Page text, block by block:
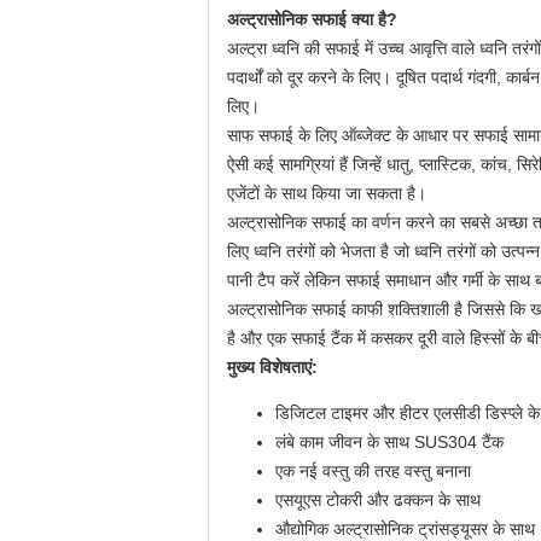
अल्ट्रासोनिक सफाई क्या है?
अल्ट्रा ध्वनि की सफाई में उच्च आवृत्ति वाले ध्वनि
पदार्थों को दूर करने के लिए। दूषित पदार्थ गंदगी,
लिए।
साफ सफाई के लिए ऑब्जेक्ट के आधार पर सफाई
ऐसी कई सामग्रियां हैं जिन्हें धातु, प्लास्टिक, कांच,
एजेंटों के साथ किया जा सकता है।
अल्ट्रासोनिक सफाई का वर्णन करने का सबसे अच्छा
लिए ध्वनि तरंगों को भेजता है जो ध्वनि तरंगों को
पानी टैप करें लेकिन सफाई समाधान और गर्मी के साथ
अल्ट्रासोनिक सफाई काफी शक्तिशाली है जिससे
है और एक सफाई टैंक में कसकर दूरी वाले हिस्सों के
मुख्य विशेषताएं:
डिजिटल टाइमर और हीटर एलसीडी डिस्प्ले
लंबे काम जीवन के साथ SUS304 टैंक
एक नई वस्तु की तरह वस्तु बनाना
एसयूएस टोकरी और ढक्कन के साथ
औद्योगिक अल्ट्रासोनिक ट्रांसड्यूसर के साथ